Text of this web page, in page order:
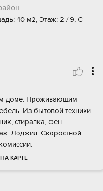
40 м2, Этаж: 2 / 9, С
доме. Проживающим
Из бытовой техники
стиралка, фен.
Лоджия. Скоростной
КАРТЕ